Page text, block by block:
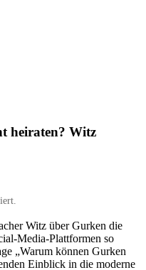
heiraten? Witz
Witz über Gurken die
Media-Plattformen so
„Warum können Gurken
Einblick in die moderne